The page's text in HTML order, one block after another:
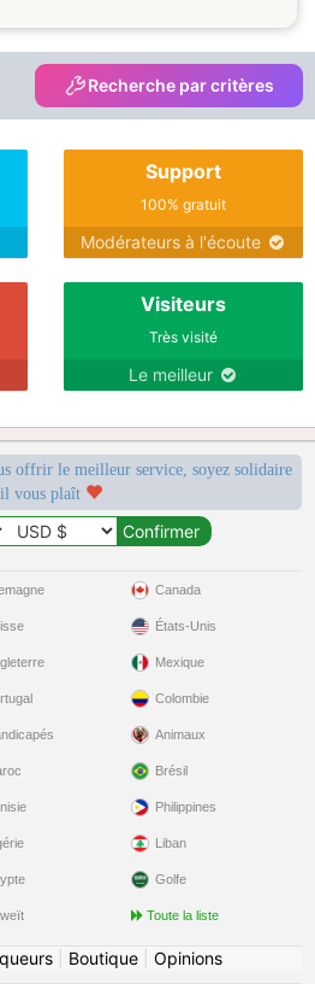
Recherche par critères
Support
100% gratuit
Modérateurs à l'écoute
Visiteurs
Très visité
Le meilleur
offrir le meilleur service, soyez solidaire
vous plaît
Canada
États-Unis
Mexique
Colombie
Animaux
Brésil
Philippines
Liban
Golfe
Toute la liste
| Boutique| Opinions